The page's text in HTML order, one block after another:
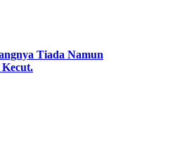
Tiada Namun